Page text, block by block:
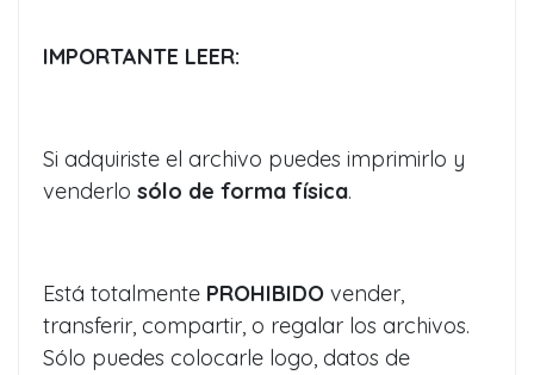
IMPORTANTE LEER:
Si adquiriste el archivo puedes imprimirlo y
venderlo sólo de forma física.
Está totalmente PROHIBIDO vender,
transferir, compartir, o regalar los archivos.
Sólo puedes colocarle logo, datos de